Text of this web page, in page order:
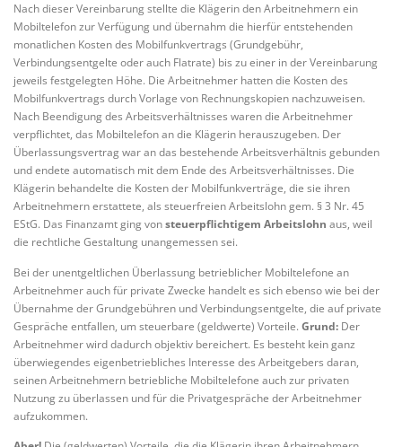
Nach dieser Vereinbarung stellte die Klägerin den Arbeitnehmern ein
Mobiltelefon zur Verfügung und übernahm die hierfür entstehenden
monatlichen Kosten des Mobilfunkvertrags (Grundgebühr,
Verbindungsentgelte oder auch Flatrate) bis zu einer in der Vereinbarung
jeweils festgelegten Höhe. Die Arbeitnehmer hatten die Kosten des
Mobilfunkvertrags durch Vorlage von Rechnungskopien nachzuweisen.
Nach Beendigung des Arbeitsverhältnisses waren die Arbeitnehmer
verpflichtet, das Mobiltelefon an die Klägerin herauszugeben. Der
Überlassungsvertrag war an das bestehende Arbeitsverhältnis gebunden
und endete automatisch mit dem Ende des Arbeitsverhältnisses. Die
Klägerin behandelte die Kosten der Mobilfunkverträge, die sie ihren
Arbeitnehmern erstattete, als steuerfreien Arbeitslohn gem. § 3 Nr. 45
EStG. Das Finanzamt ging vonsteuerpflichtigem Arbeitslohn aus, weil
die rechtliche Gestaltung unangemessen sei.
Bei der unentgeltlichen Überlassung betrieblicher Mobiltelefone an
Arbeitnehmer auch für private Zwecke handelt es sich ebenso wie bei der
Übernahme der Grundgebühren und Verbindungsentgelte, die auf private
Gespräche entfallen, um steuerbare (geldwerte) Vorteile. Grund: Der
Arbeitnehmer wird dadurch objektiv bereichert. Es besteht kein ganz
überwiegendes eigenbetriebliches Interesse des Arbeitgebers daran,
seinen Arbeitnehmern betriebliche Mobiltelefone auch zur privaten
Nutzung zu überlassen und für die Privatgespräche der Arbeitnehmer
aufzukommen.